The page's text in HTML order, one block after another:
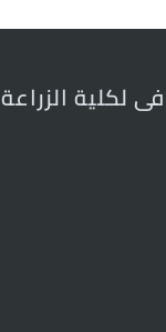
لكلية الزراعة